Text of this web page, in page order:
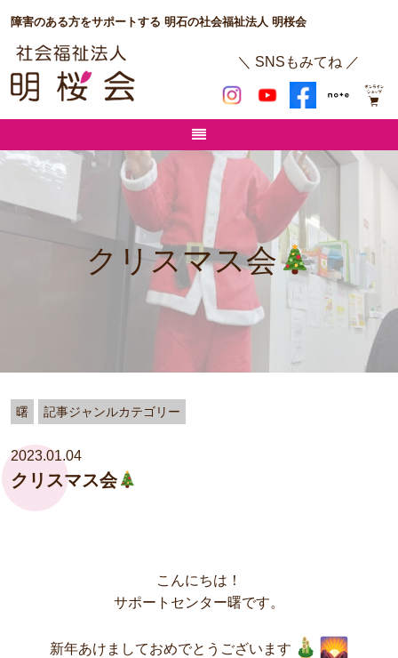
障害のある方をサポートする 明石の社会福祉法人 明桜会
＼ SNSもみてね ／
クリスマス会
曙 記事ジャンルカテゴリー
2023.01.04
クリスマス会
こんにちは！
サポートセンター曙です。
新年あけましておめでとうございます